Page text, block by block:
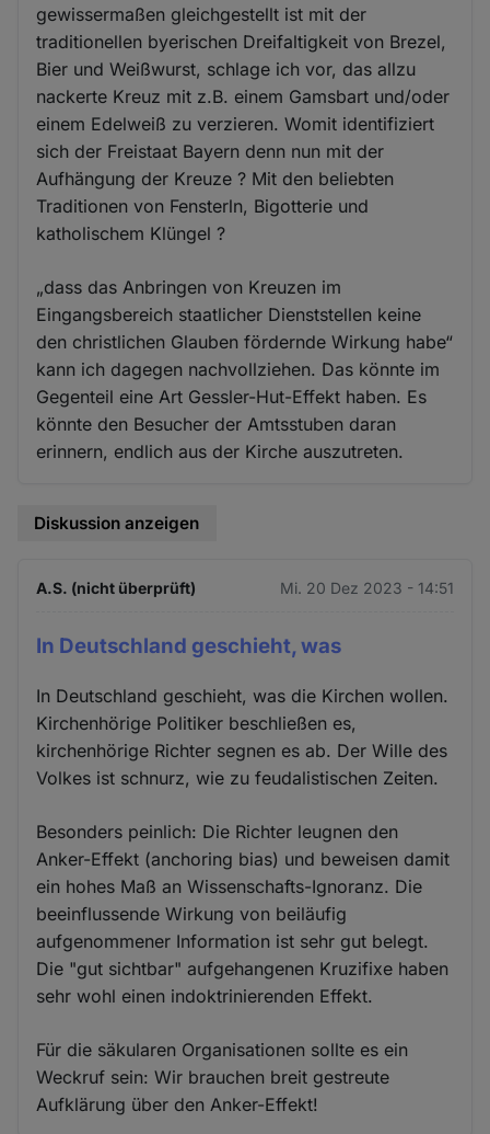
gewissermaßen gleichgestellt ist mit der
traditionellen byerischen Dreifaltigkeit von Brezel,
Bier und Weißwurst, schlage ich vor, das allzu
nackerte Kreuz mit z.B. einem Gamsbart und/oder
einem Edelweiß zu verzieren. Womit identifiziert
sich der Freistaat Bayern denn nun mit der
Aufhängung der Kreuze ? Mit den beliebten
Traditionen von Fensterln, Bigotterie und
katholischem Klüngel ?
„dass das Anbringen von Kreuzen im
Eingangsbereich staatlicher Dienststellen keine
den christlichen Glauben fördernde Wirkung habe“
kann ich dagegen nachvollziehen. Das könnte im
Gegenteil eine Art Gessler-Hut-Effekt haben. Es
könnte den Besucher der Amtsstuben daran
erinnern, endlich aus der Kirche auszutreten.
Diskussion anzeigen
A.S. (nicht überprüft) Mi. 20 Dez 2023 - 14:51
In Deutschland geschieht, was
In Deutschland geschieht, was die Kirchen wollen.
Kirchenhörige Politiker beschließen es,
kirchenhörige Richter segnen es ab. Der Wille des
Volkes ist schnurz, wie zu feudalistischen Zeiten.
Besonders peinlich: Die Richter leugnen den
Anker-Effekt (anchoring bias) und beweisen damit
ein hohes Maß an Wissenschafts-Ignoranz. Die
beeinflussende Wirkung von beiläufig
aufgenommener Information ist sehr gut belegt.
Die "gut sichtbar" aufgehangenen Kruzifixe haben
sehr wohl einen indoktrinierenden Effekt.
Für die säkularen Organisationen sollte es ein
Weckruf sein: Wir brauchen breit gestreute
Aufklärung über den Anker-Effekt!